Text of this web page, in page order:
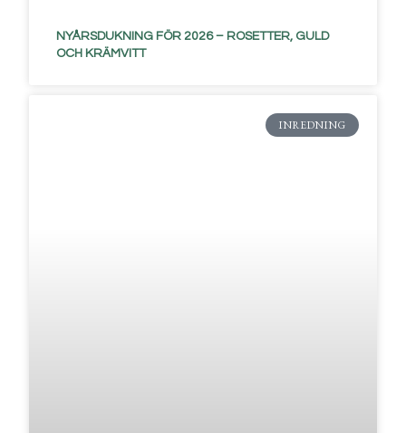
NYÅRSDUKNING FÖR 2026 – ROSETTER, GULD
OCH KRÄMVITT
INREDNING